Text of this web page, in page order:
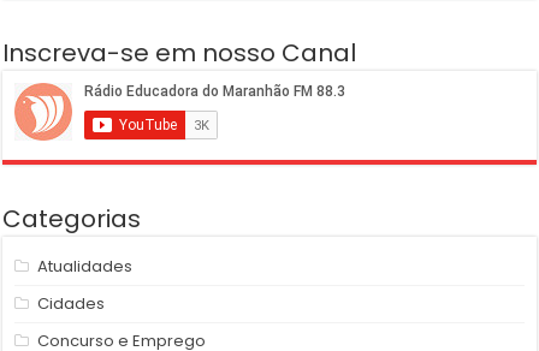
Inscreva-se em nosso Canal
Categorias
Atualidades
Cidades
Concurso e Emprego